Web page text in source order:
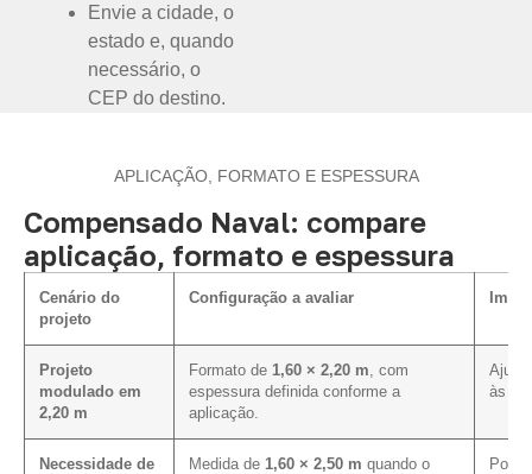
Envie a cidade, o
estado e, quando
necessário, o
CEP do destino.
APLICAÇÃO, FORMATO E ESPESSURA
Compensado Naval: compare
aplicação, formato e espessura
Cenário do
projeto
Configuração a avaliar
Projeto
modulado em
2,20 m
Formato de 1,60 × 2,20 m , com
espessura definida conforme a
aplicação.
Ajuda
às
Necessidade de
Medida de 1,60 × 2,50 m quando o
Pode